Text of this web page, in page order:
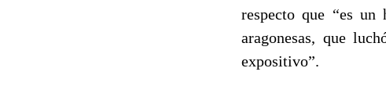
respecto que “es un
aragonesas, que
expositivo”.